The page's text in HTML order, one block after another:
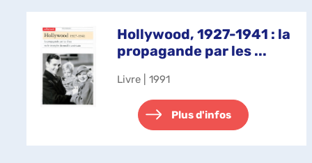
Hollywood, 1927-1941 : la
propagande par les ...
Livre | 1991
Plus d'infos